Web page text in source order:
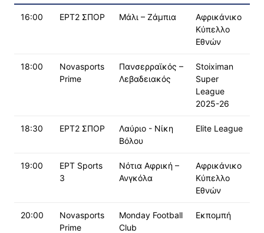
16:00 ΕΡΤ2 ΣΠΟΡ Μάλι – Ζάμπια
Αφρικάνικο
Κύπελλο
Εθνών
18:00
Novasports
Prime
Πανσερραϊκός –
Λεβαδειακός
Stoiximan
Super
League
2025-26
18:30 ΕΡΤ2 ΣΠΟΡ
Λαύριο - Νίκη
Βόλου
Elite League
19:00
ΕΡΤ Sports
3
Νότια Αφρική –
Ανγκόλα
Αφρικάνικο
Κύπελλο
Εθνών
20:00
Novasports
Prime
Monday Football
Club
Εκπομπή